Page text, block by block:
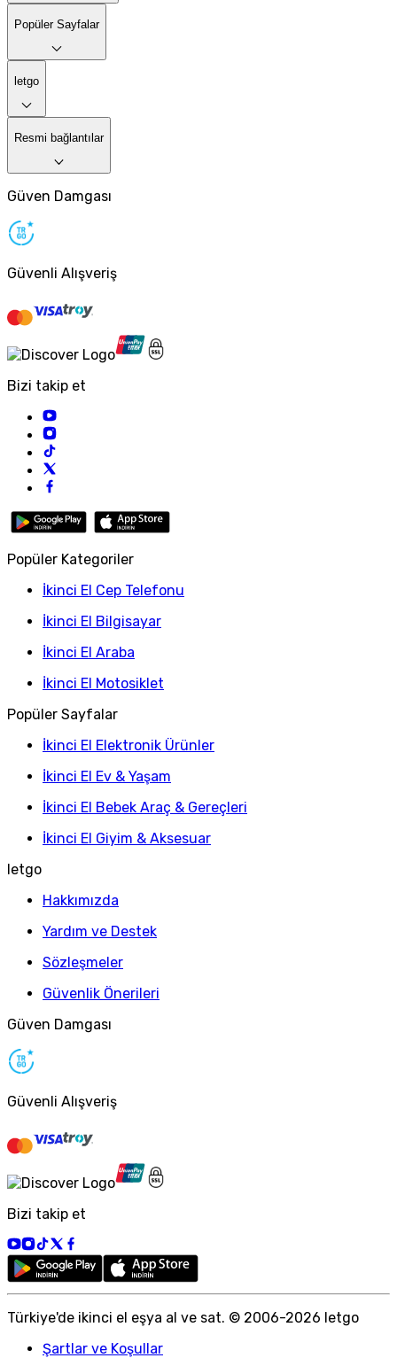
Popüler Sayfalar
letgo
Resmi bağlantılar
Güven Damgası
Güvenli Alışveriş
Bizi takip et
Popüler Kategoriler
İkinci El Cep Telefonu
İkinci El Bilgisayar
İkinci El Araba
İkinci El Motosiklet
Popüler Sayfalar
İkinci El Elektronik Ürünler
İkinci El Ev & Yaşam
İkinci El Bebek Araç & Gereçleri
İkinci El Giyim & Aksesuar
letgo
Hakkımızda
Yardım ve Destek
Sözleşmeler
Güvenlik Önerileri
Güven Damgası
Güvenli Alışveriş
Bizi takip et
Türkiye'de ikinci el eşya al ve sat. © 2006-2026 letgo
Şartlar ve Koşullar